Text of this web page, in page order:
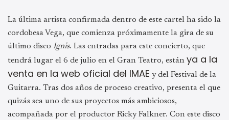
La última artista confirmada dentro de este cartel ha sido la
cordobesa Vega, que comienza próximamente la gira de su
último disco Ignis. Las entradas para este concierto, que
tendrá lugar el 6 de julio en el Gran Teatro, están ya a la
venta en la web oficial del IMAE y del Festival de la
Guitarra. Tras dos años de proceso creativo, presenta el que
quizás sea uno de sus proyectos más ambiciosos,
acompañada por el productor Ricky Falkner. Con este disco